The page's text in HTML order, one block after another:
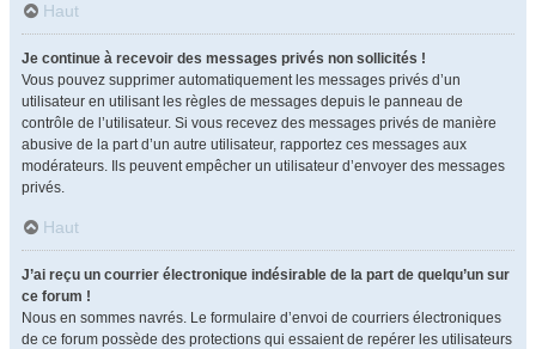
Haut
Je continue à recevoir des messages privés non sollicités !
Vous pouvez supprimer automatiquement les messages privés d’un
utilisateur en utilisant les règles de messages depuis le panneau de
contrôle de l’utilisateur. Si vous recevez des messages privés de manière
abusive de la part d’un autre utilisateur, rapportez ces messages aux
modérateurs. Ils peuvent empêcher un utilisateur d’envoyer des messages
privés.
Haut
J’ai reçu un courrier électronique indésirable de la part de quelqu’un sur
ce forum !
Nous en sommes navrés. Le formulaire d’envoi de courriers électroniques
de ce forum possède des protections qui essaient de repérer les utilisateurs